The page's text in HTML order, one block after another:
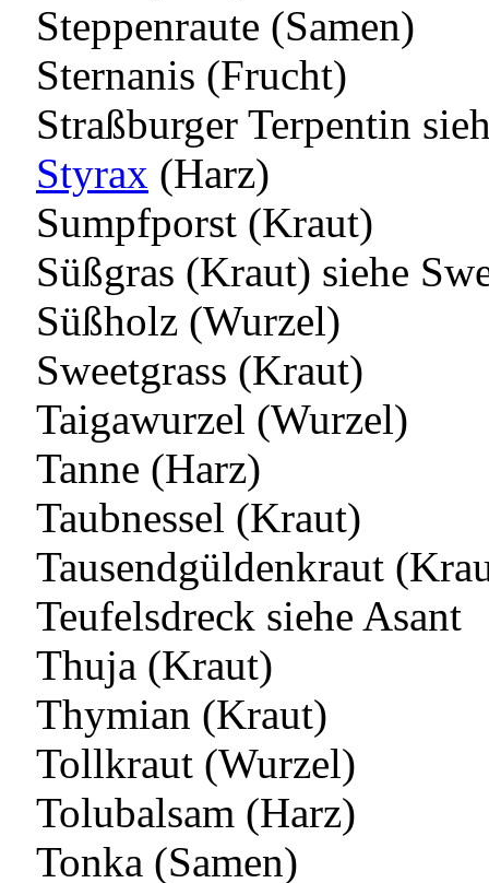
Steppenraute (Samen)
Sternanis (Frucht)
Straßburger Terpentin
Styrax (Harz)
Sumpfporst (Kraut)
Süßgras (Kraut) siehe
Süßholz (Wurzel)
Sweetgrass (Kraut)
Taigawurzel (Wurzel)
Tanne (Harz)
Taubnessel (Kraut)
Tausendgüldenkraut
Teufelsdreck siehe Asant
Thuja (Kraut)
Thymian (Kraut)
Tollkraut (Wurzel)
Tolubalsam (Harz)
Tonka (Samen)